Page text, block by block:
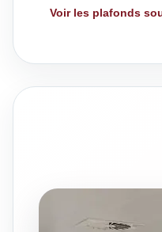
Voir les plafonds